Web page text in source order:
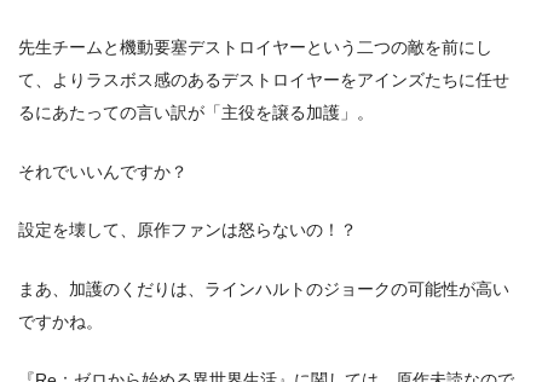
先生チームと機動要塞デストロイヤーという二つの敵を前にし
て、よりラスボス感のあるデストロイヤーをアインズたちに任せ
るにあたっての言い訳が「主役を譲る加護」。
それでいいんですか？
設定を壊して、原作ファンは怒らないの！？
まあ、加護のくだりは、ラインハルトのジョークの可能性が高い
ですかね。